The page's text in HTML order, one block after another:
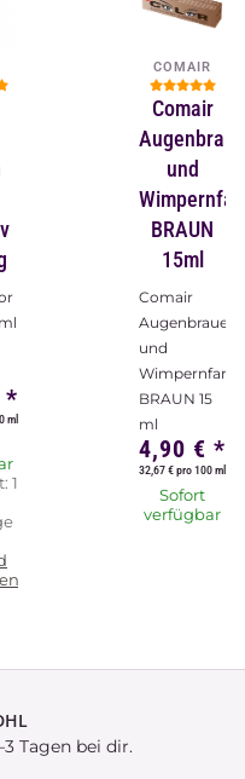
*
ml
1
COMAIR
Comair
und
BRAUN
15ml
Comair
Augenbrauen-
und
Wimpernfarbe
BRAUN 15
ml
4,90 € *
32,67 € pro 100 ml
Sofort
verfügbar
Tagen bei dir.